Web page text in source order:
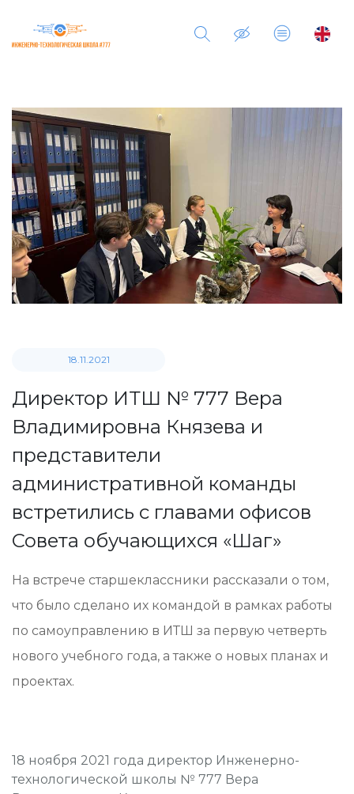
18.11.2021
Директор ИТШ № 777 Вера
Владимировна Князева и
представители
административной команды
встретились с главами офисов
Совета обучающихся «Шаг»
На встрече старшеклассники рассказали о том,
что было сделано их командой в рамках работы
по самоуправлению в ИТШ за первую четверть
нового учебного года, а также о новых планах и
проектах.
18 ноября 2021 года директор Инженерно-
технологической школы № 777 Вера